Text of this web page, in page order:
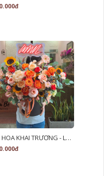
HỘP HOA KHAI TRƯƠNG - LB00222